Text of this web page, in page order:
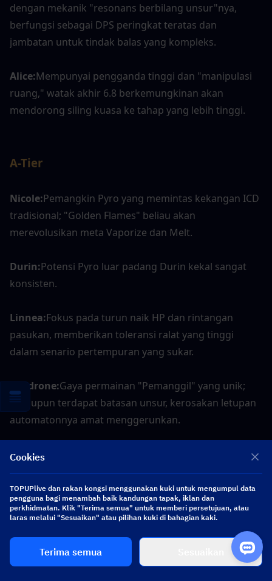
dengan mekanik "resonans berbilang unsur"nya,
berfungsi sebagai DPS peringkat teratas dan
jambatan untuk tindak balas yang kompleks.
Alice:Mempunyai pengganda tinggi dan "manipulasi
ruang," watak akhir 6.8 berkemungkinan akan
mendorong siling kuasa ke tahap yang lebih tinggi.
A-Tier
Nicole:Pemangkin Pyro yang memintas kekangan ICD
tradisional; "Golden Flames" beliau akan
merevolusikan meta Vaporize dan Melt.
Durin:Potensi Pyro luar padang Durin kekal sangat
konsisten.
Linnea:Fokus pada turun naik HP dan rintangan
pasukan, memberikan toleransi ralat yang tinggi
dalam senario pertempuran yang sukar.
Sandrone:Gaya permainan "Pemanggil" yang unik;
walaupun terdapat batasan unsur, kerosakan letupan
automatonnya amat menggerunkan.
| Kesimpulan
Daripada kepulangan hebat Varka pada 6.4 hingga
permulaan 6.8, Teyvat berada di ambang era baharu.
Dengan unit penentu meta seperti Varka, Nicole dan
Alice di kaki langit, tekanan pada Primogems anda
Cookies
TOPUPlive dan rakan kongsi menggunakan kuki untuk mengumpul data
pengguna bagi menambah baik kandungan tapak, iklan dan
perkhidmatan. Klik "Terima semua" untuk memberi persetujuan, atau
laras melalui "Sesuaikan" atau pilihan kuki di bahagian kaki.
Terima semua